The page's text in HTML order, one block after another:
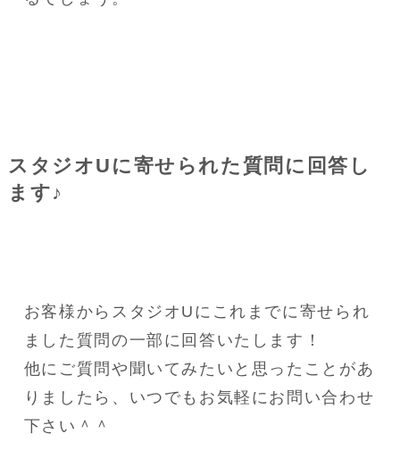
スタジオUに寄せられた質問に回答し
ます♪
お客様からスタジオUにこれまでに寄せられ
ました質問の一部に回答いたします！
他にご質問や聞いてみたいと思ったことがあ
りましたら、いつでもお気軽にお問い合わせ
下さい＾＾